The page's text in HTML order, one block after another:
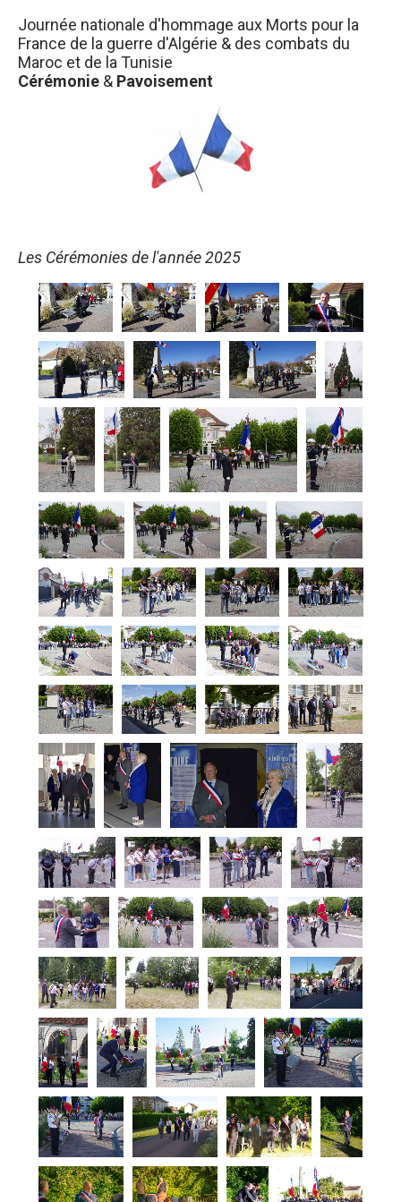
Journée nationale d'hommage aux Morts pour la
France de la guerre d'Algérie & des combats du
Maroc et de la Tunisie
Cérémonie & Pavoisement
Les Cérémonies de l'année 2025